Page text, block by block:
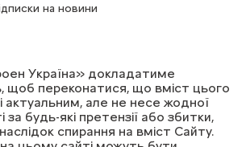
на новини
Україна» докладатиме
щоб переконатися, що вміст цього
актуальним, але не несе жодної
за будь-які претензії або збитки,
спирання на вміст Сайту.